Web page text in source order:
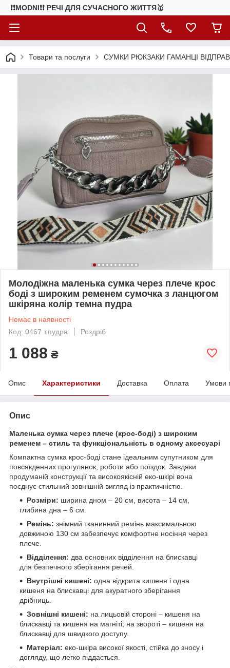
❗❗MODNI❗❗ РЕЧІ ДЛЯ СУЧАСНОГО ЖИТТЯ🥇
Товари та послуги СУМКИ РЮКЗАКИ ГАМАНЦІ
Молодіжна маленька сумка через плече крос
боді з широким ременем сумочка з ланцюгом
шкіряна колір темна пудра
Немає в наявності
Код: 0467 т.пудра
Роздріб
1 088 ₴
Опис Характеристики Доставка Оплата Умови
Опис
Маленька сумка через плече (крос-боді) з широким
ременем – стиль та функціональність в одному аксесуарі
Компактна сумка крос-боді стане ідеальним супутником для
повсякденних прогулянок, роботи або поїздок. Завдяки
продуманій конструкції та високоякісній еко-шкірі вона
поєднує стильний зовнішній вигляд із практичністю.
Розміри: ширина дном – 20 см, висота – 14 см,
глибина дна – 6 см.
Ремінь: знімний тканинний ремінь максимальною
довжиною 130 см забезпечує комфортне носіння через
плече.
Відділення: два основних відділення на блискавці
для безпечного зберігання речей.
Внутрішні кишені: одна відкрита кишеня і одна
кишеня на блискавці для акуратного зберігання
дрібниць.
Зовнішні кишені: на лицьовій стороні – кишеня на
блискавці та кишеня на магніті; на звороті – кишеня на
блискавці для швидкого доступу.
Матеріал: еко-шкіра високої якості, стійка до зносу і
догляду, що легко піддається.